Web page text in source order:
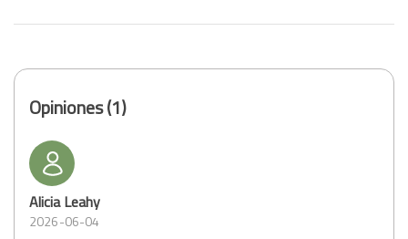
Opiniones (1)
Alicia Leahy
2026-06-04